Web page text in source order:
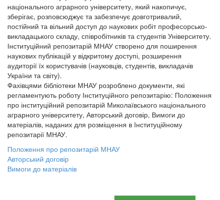
національного аграрного університету, який накопичує,
зберігає, розповсюджує та забезпечує довготривалий,
постійний та вільний доступ до наукових робіт професорсько-
викладацького складу, співробітників та студентів Університету.
Інституційний репозитарій МНАУ створено для поширення
наукових публікацій у відкритому доступі, розширення
аудиторії їх користувачів (науковців, студентів, викладачів
України та світу).
Фахівцями бібліотеки МНАУ розроблено документи, які
регламентують роботу Інституційного репозитарію: Положення
про інституційний репозитарій Миколаївського національного
аграрного університету, Авторський договір, Вимоги до
матеріалів, наданих для розміщення в Інституційному
репозитарії МНАУ.
Положення про репозитарій МНАУ
Авторський договір
Вимоги до матеріалів